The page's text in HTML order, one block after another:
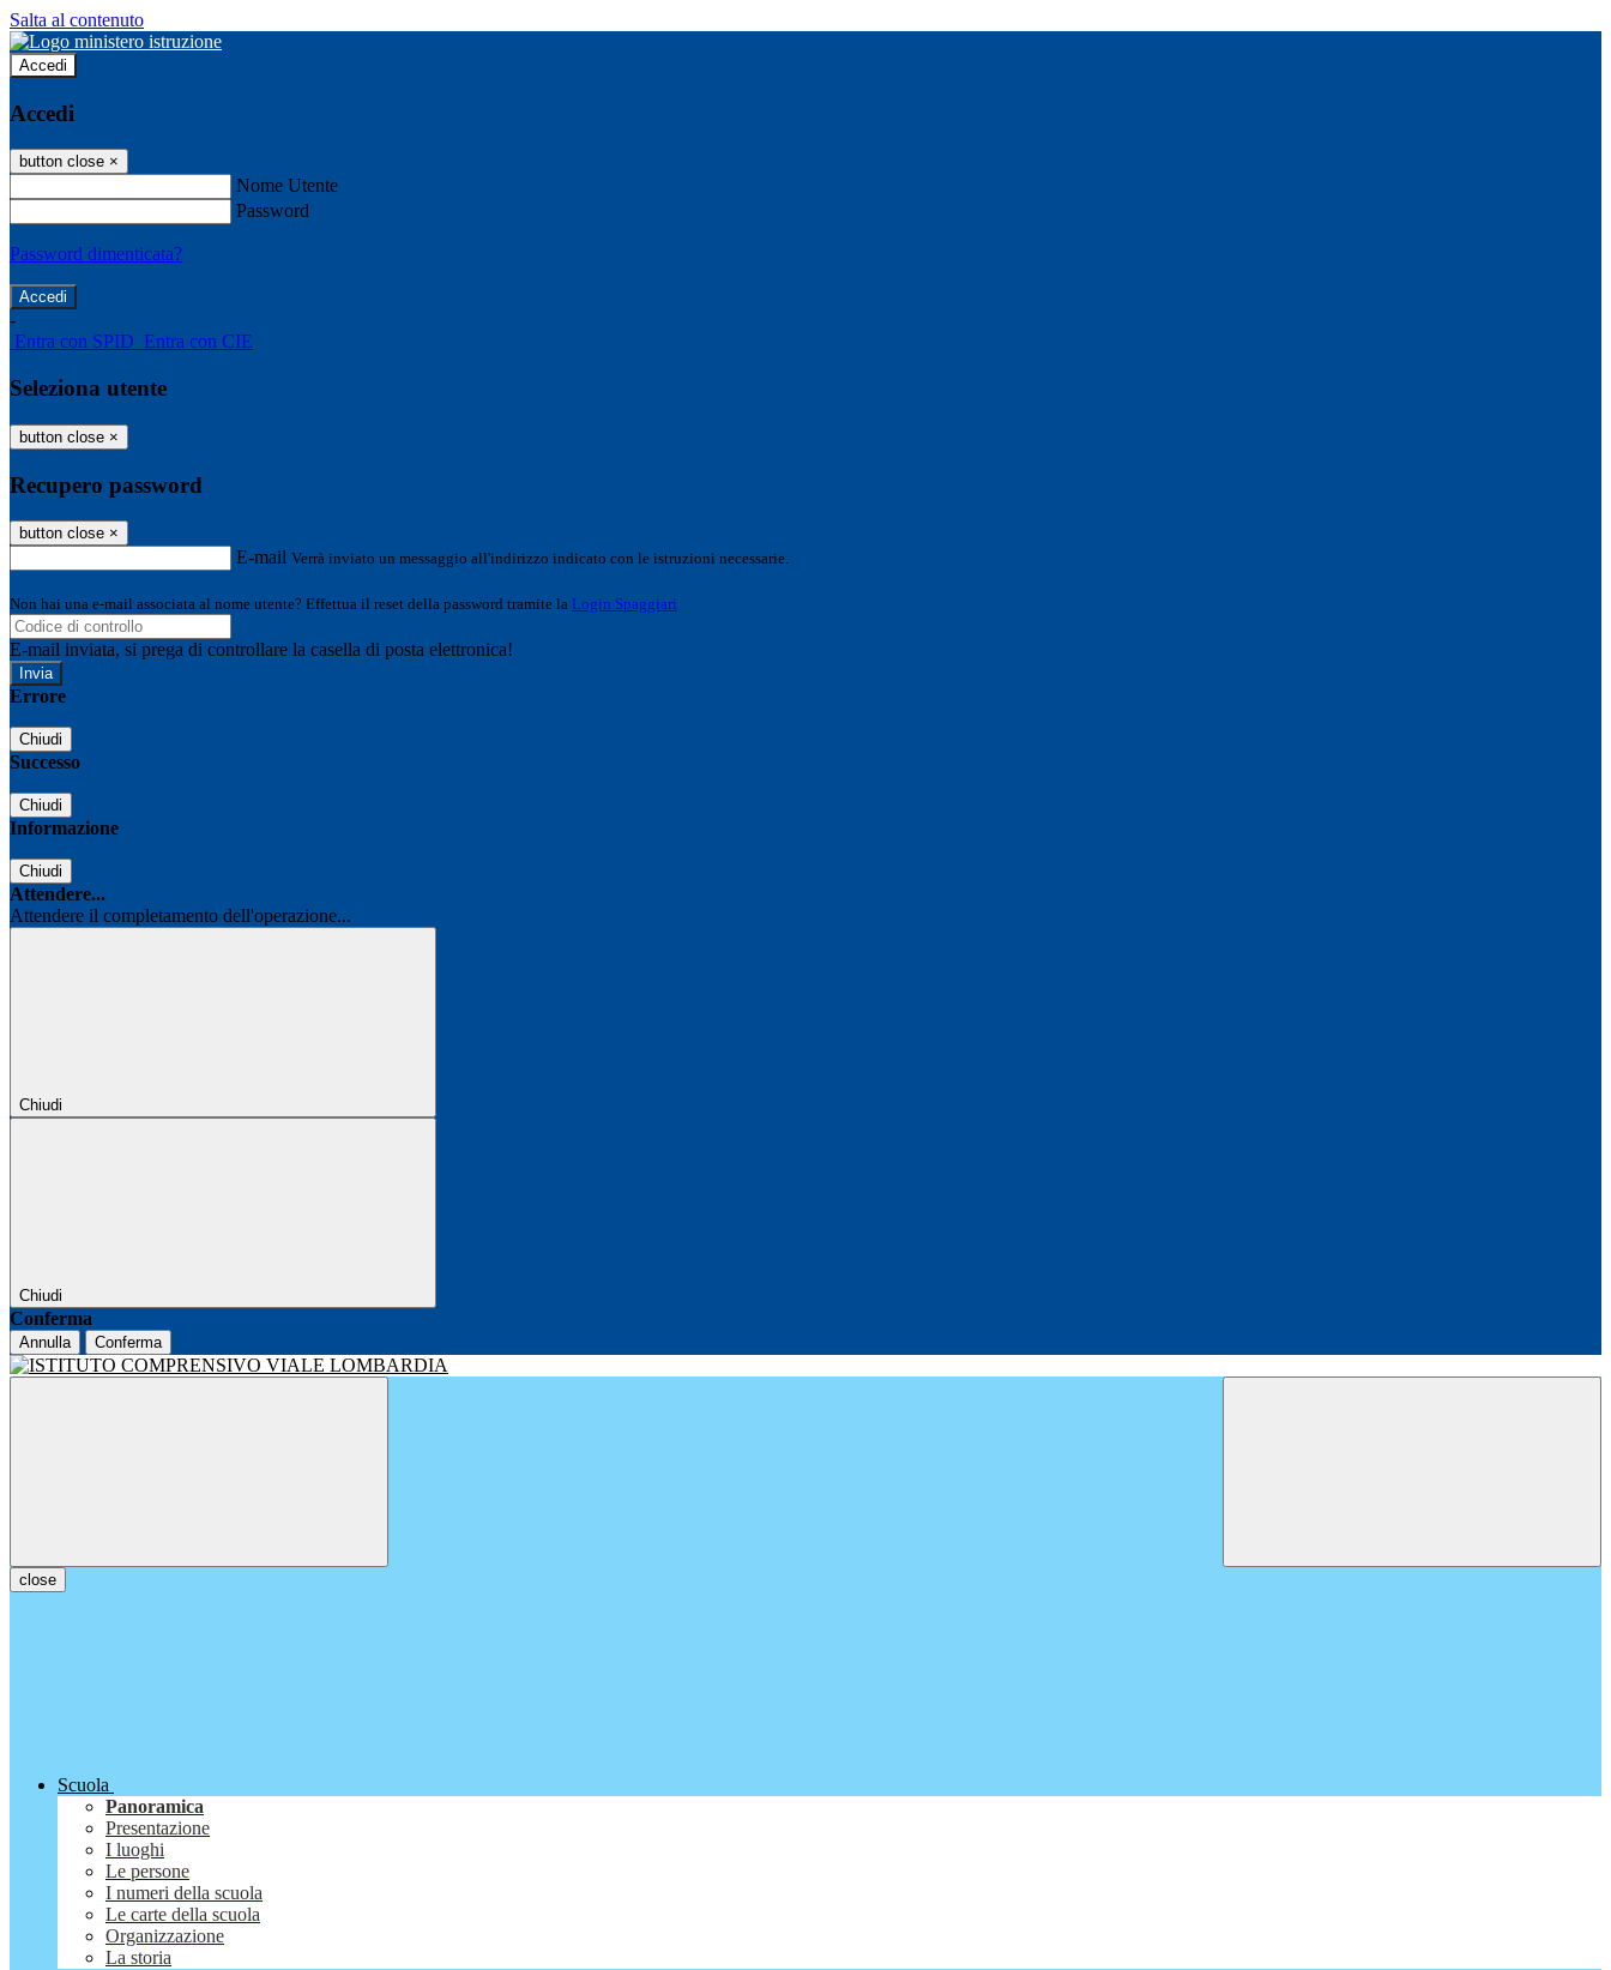
Salta al contenuto
Accedi
Accedi
button close ×
Nome Utente
Password
Password dimenticata?
-
Entra con SPID Entra con CIE
Seleziona utente
button close ×
Recupero password
button close ×
E-mail Verrà inviato un messaggio all'indirizzo indicato con le istruzioni necessarie.
Non hai una e-mail associata al nome utente? Effettua il reset della password tramite la Login Spaggiari
E-mail inviata, si prega di controllare la casella di posta elettronica!
Errore
Chiudi
Successo
Chiudi
Informazione
Chiudi
Attendere...
Attendere il completamento dell'operazione...
Chiudi
Chiudi
Conferma
Annulla Conferma
close
Scuola
Panoramica
Presentazione
I luoghi
Le persone
I numeri della scuola
Le carte della scuola
Organizzazione
La storia